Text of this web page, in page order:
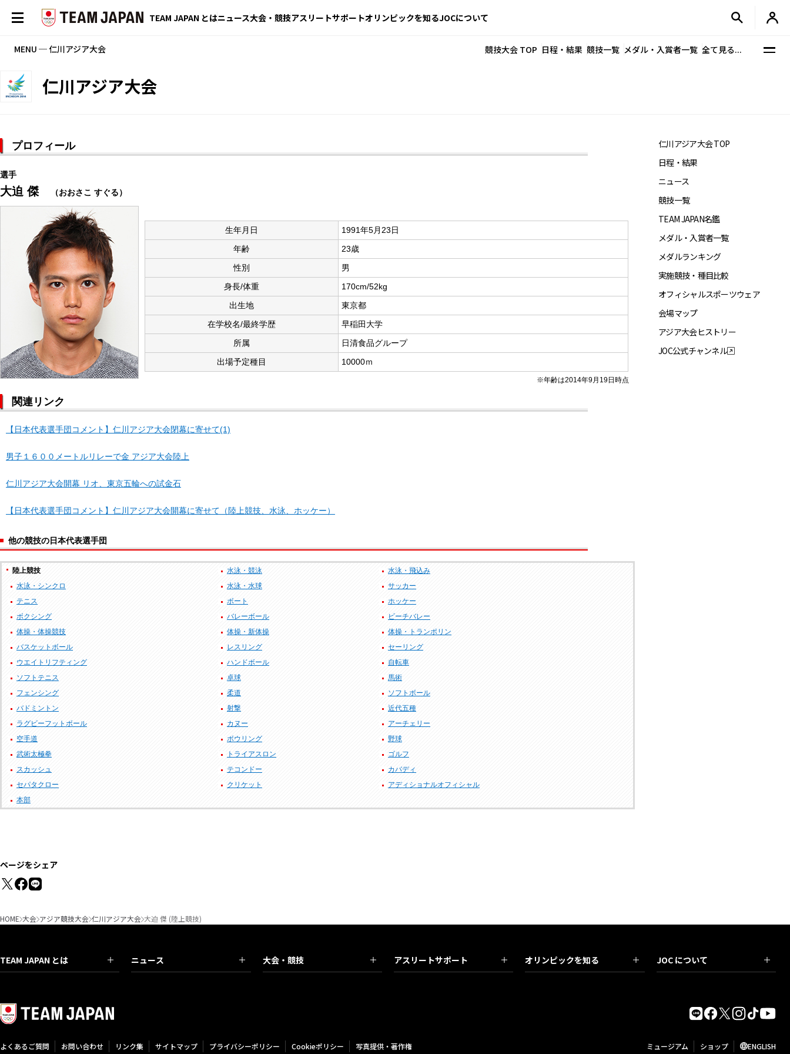
TEAM JAPAN とはニュース大会・競技アスリートサポートオリンピックを知るJOCについて
MENU ─ 仁川アジア大会 競技大会 TOP 日程・結果 競技一覧 メダル・入賞者一覧 全て見る...
仁川アジア大会
プロフィール
選手
大迫 傑 （おおさこ すぐる）
生年月日
1991年5月23日
年齢
23歳
性別
男
身長/体重
170cm/52kg
出生地
東京都
在学校名/最終学歴
早稲田大学
所属
日清食品グループ
出場予定種目
10000ｍ
※年齢は2014年9月19日時点
関連リンク
【日本代表選手団コメント】仁川アジア大会閉幕に寄せて(1)
男子１６００メートルリレーで金 アジア大会陸上
仁川アジア大会開幕 リオ、東京五輪への試金石
【日本代表選手団コメント】仁川アジア大会開幕に寄せて（陸上競技、水泳、ホッケー）
他の競技の日本代表選手団
陸上競技 水泳・競泳
水泳・飛込み
水泳・シンクロ
水泳・水球
サッカー
テニス
ボート
ホッケー
ボクシング
バレーボール
ビーチバレー
体操・体操競技
体操・新体操
体操・トランポリン
バスケットボール
レスリング
セーリング
ウエイトリフティング
ハンドボール
自転車
ソフトテニス
卓球
馬術
フェンシング
柔道
ソフトボール
バドミントン
射撃
近代五種
ラグビーフットボール
カヌー
アーチェリー
空手道
ボウリング
野球
武術太極拳
トライアスロン
ゴルフ
スカッシュ
テコンドー
カバディ
セパタクロー
クリケット
アディショナルオフィシャル
本部
仁川アジア大会 TOP
日程・結果
ニュース
競技一覧
TEAM JAPAN名鑑
メダル・入賞者一覧
メダルランキング
実施競技・種目比較
オフィシャルスポーツウェア
会場マップ
アジア大会ヒストリー
JOC公式チャンネル
ページをシェア
HOME 大会 アジア競技大会 仁川アジア大会 大迫 傑 (陸上競技)
TEAM JAPAN とは ニュース 大会・競技 アスリートサポート オリンピックを知る JOC について
よくあるご質問 お問い合わせ リンク集 サイトマップ プライバシーポリシー Cookieポリシー 写真提供・著作権 ミュージアム ショップ ENGLISH